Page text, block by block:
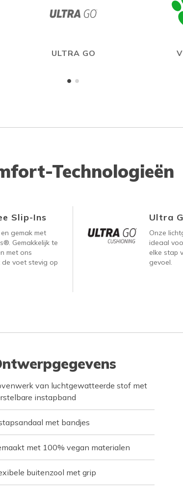
ULTRA GO
Technologieën
Slip-Ins
gemak met
Gemakkelijk te
met ons
voet stevig op
Ultra
Onze
ideaal
elke stap
gevoel.
van luchtgewatteerde stof met
instapband
met bandjes
met 100% vegan materialen
buitenzool met grip